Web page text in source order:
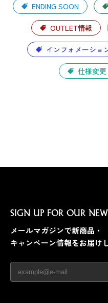
ENDING SOON
OUTLET情報
インフォメーショ
仕様変更
SIGN UP FOR OUR
メールマガジンで新商品・
キャンペーン情報をお届け